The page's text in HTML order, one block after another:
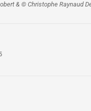
& © Christophe Raynaud